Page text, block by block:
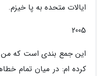
ایالات متحده به پا خیزم.
2005
این جمع بندی است که من
کرده ام: در میان تمام